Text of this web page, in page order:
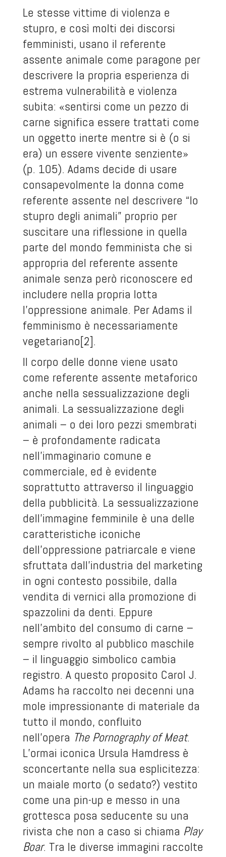
Le stesse vittime di violenza e
stupro, e così molti dei discorsi
femministi, usano il referente
assente animale come paragone per
descrivere la propria esperienza di
estrema vulnerabilità e violenza
subita: «sentirsi come un pezzo di
carne significa essere trattati come
un oggetto inerte mentre si è (o si
era) un essere vivente senziente»
(p. 105). Adams decide di usare
consapevolmente la donna come
referente assente nel descrivere “lo
stupro degli animali” proprio per
suscitare una riflessione in quella
parte del mondo femminista che si
appropria del referente assente
animale senza però riconoscere ed
includere nella propria lotta
l’oppressione animale. Per Adams il
femminismo è necessariamente
vegetariano[2].
Il corpo delle donne viene usato
come referente assente metaforico
anche nella sessualizzazione degli
animali. La sessualizzazione degli
animali – o dei loro pezzi smembrati
– è profondamente radicata
nell’immaginario comune e
commerciale, ed è evidente
soprattutto attraverso il linguaggio
della pubblicità. La sessualizzazione
dell’immagine femminile è una delle
caratteristiche iconiche
dell’oppressione patriarcale e viene
sfruttata dall’industria del marketing
in ogni contesto possibile, dalla
vendita di vernici alla promozione di
spazzolini da denti. Eppure
nell’ambito del consumo di carne –
sempre rivolto al pubblico maschile
– il linguaggio simbolico cambia
registro. A questo proposito Carol J.
Adams ha raccolto nei decenni una
mole impressionante di materiale da
tutto il mondo, confluito
nell’opera The Pornography of Meat.
L’ormai iconica Ursula Hamdress è
sconcertante nella sua esplicitezza:
un maiale morto (o sedato?) vestito
come una pin-up e messo in una
grottesca posa seducente su una
rivista che non a caso si chiama Play
Boar. Tra le diverse immagini raccolte